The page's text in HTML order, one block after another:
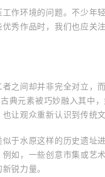
作环境的问题。不少年
秀作品时，我们也应关
之间却并非完全对立，
典元素被巧妙融入其中
让观众重新认识到传统文
于水原这样的历史遗址
如，一些创意市集或艺
锐力量。